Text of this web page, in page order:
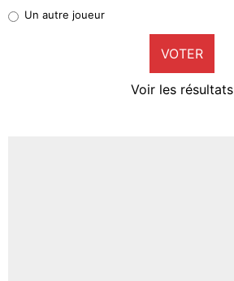
9%
Un autre joueur
VOTER
Voir les résultats